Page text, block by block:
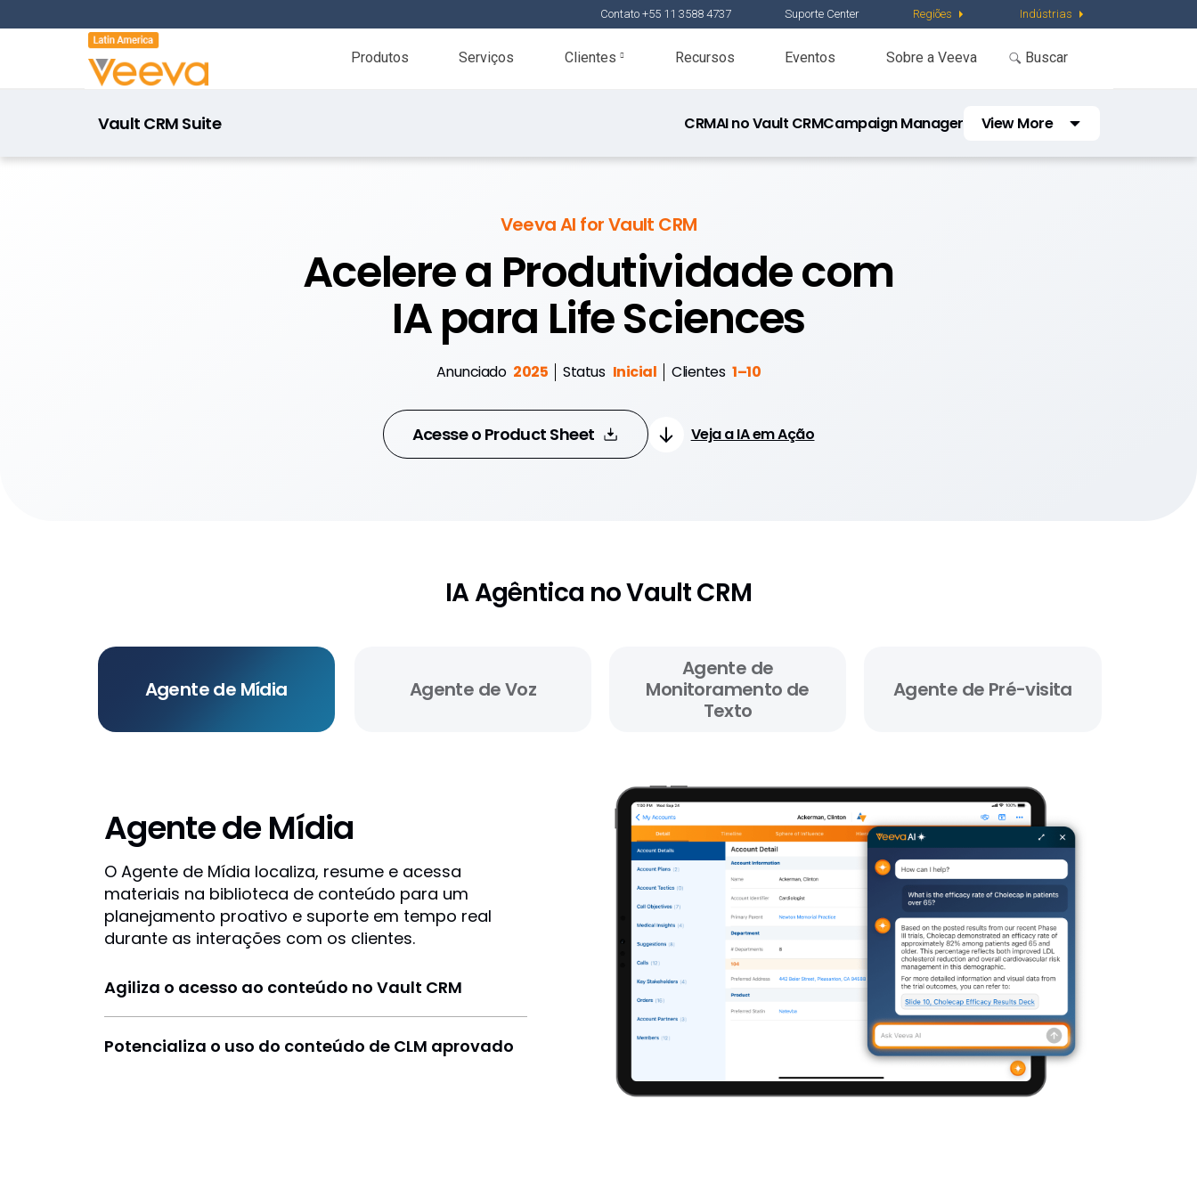
Contato +55 11 3588 4737 Suporte Center Regiões Indústrias
Produtos Serviços Clientes Recursos Eventos Sobre a Veeva
Vault CRM Suite CRMAI no Vault CRMCampaign Manager
View More
Engagement
Veeva AI for Vault CRM
Acelere a Produtividade com
IA para Life Sciences
Anunciado 2025 Status Inicial Clientes 1–10
Acesse o Product Sheet Veja a IA em Ação
IA Agêntica no Vault CRM
Agente de Mídia Agente de Voz
Agente de
Monitoramento de
Texto
Agente de Pré-visita
Agente de Mídia
O Agente de Mídia localiza, resume e acessa
materiais na biblioteca de conteúdo para um
planejamento proativo e suporte em tempo real
durante as interações com os clientes.
Agiliza o acesso ao conteúdo no Vault CRM
Potencializa o uso do conteúdo de CLM aprovado